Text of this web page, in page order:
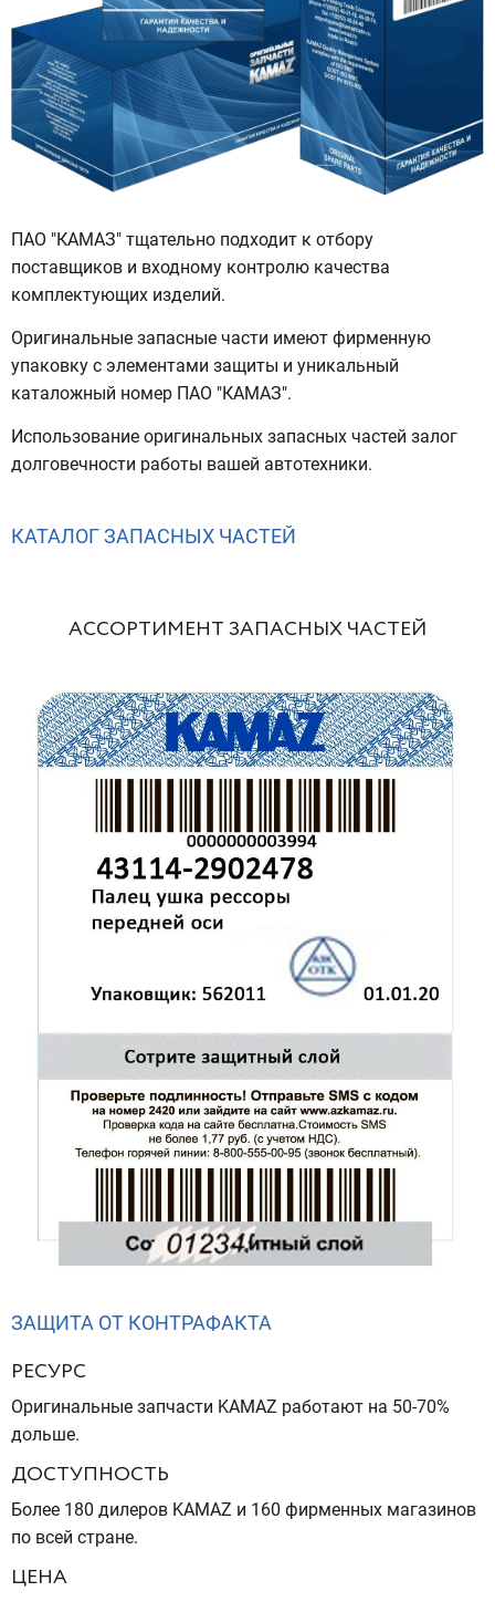
ПАО "КАМАЗ" тщательно подходит к отбору
поставщиков и входному контролю качества
комплектующих изделий.
Оригинальные запасные части имеют фирменную
упаковку с элементами защиты и уникальный
каталожный номер ПАО "КАМАЗ".
Использование оригинальных запасных частей залог
долговечности работы вашей автотехники.
КАТАЛОГ ЗАПАСНЫХ ЧАСТЕЙ
АССОРТИМЕНТ ЗАПАСНЫХ ЧАСТЕЙ
ЗАЩИТА ОТ КОНТРАФАКТА
РЕСУРС
Оригинальные запчасти KAMAZ работают на 50-70%
дольше.
ДОСТУПНОСТЬ
Более 180 дилеров KAMAZ и 160 фирменных магазинов
по всей стране.
ЦЕНА